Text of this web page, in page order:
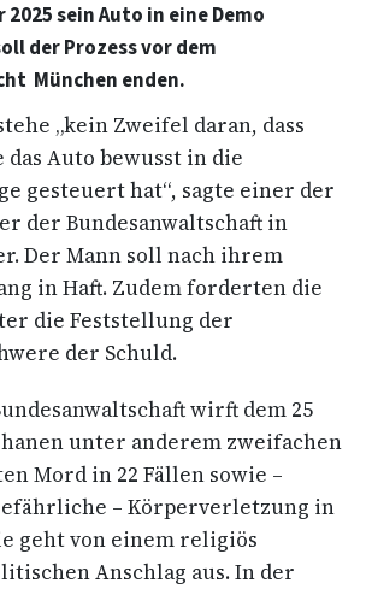
2025 sein Auto in eine Demo
der Prozess vor dem
München enden.
„kein Zweifel daran, dass
Auto bewusst in die
gesteuert hat“, sagte einer der
der Bundesanwaltschaft in
Der Mann soll nach ihrem
in Haft. Zudem forderten die
die Feststellung der
der Schuld.
wirft dem 25
unter anderem zweifachen
Mord in 22 Fällen sowie –
– Körperverletzung in
geht von einem religiös
Anschlag aus. In der